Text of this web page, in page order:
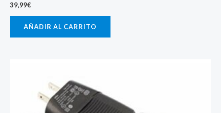
39,99€
AÑADIR AL CARRITO